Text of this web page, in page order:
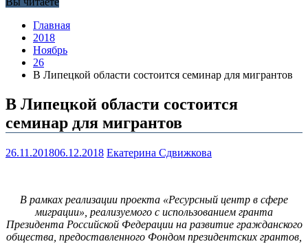
Главная
2018
Ноябрь
26
В Липецкой области состоится семинар для мигрантов
В Липецкой области состоится
семинар для мигрантов
26.11.201806.12.2018 Екатерина Сдвижкова
В рамках реализации проекта «Ресурсный центр в сфере
миграции», реализуемого с использованием гранта
Президента Российской Федерации на развитие гражданского
общества, предоставленного Фондом президентских грантов,